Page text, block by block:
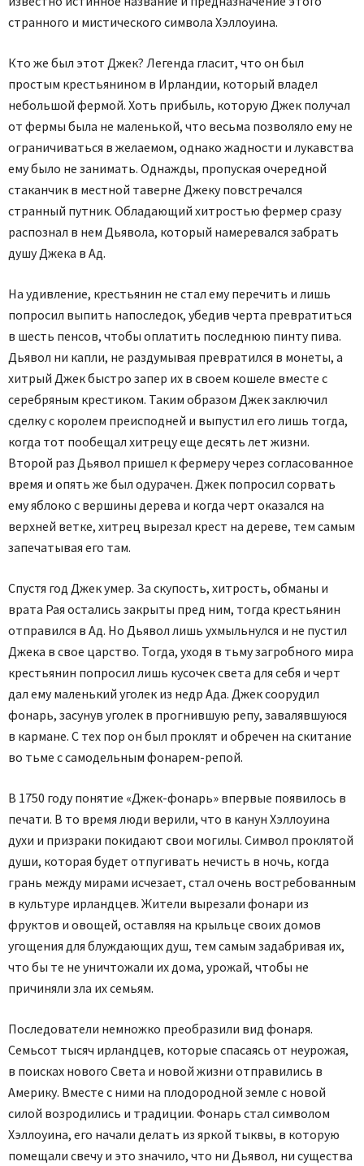
странного и мистического символа Хэллоуина.
Кто же был этот Джек? Легенда гласит, что он был
простым крестьянином в Ирландии, который владел
небольшой фермой. Хоть прибыль, которую Джек получал
от фермы была не маленькой, что весьма позволяло ему не
ограничиваться в желаемом, однако жадности и лукавства
ему было не занимать. Однажды, пропуская очередной
стаканчик в местной таверне Джеку повстречался
странный путник. Обладающий хитростью фермер сразу
распознал в нем Дьявола, который намеревался забрать
душу Джека в Ад.
На удивление, крестьянин не стал ему перечить и лишь
попросил выпить напоследок, убедив черта превратиться
в шесть пенсов, чтобы оплатить последнюю пинту пива.
Дьявол ни капли, не раздумывая превратился в монеты, а
хитрый Джек быстро запер их в своем кошеле вместе с
серебряным крестиком. Таким образом Джек заключил
сделку с королем преисподней и выпустил его лишь тогда,
когда тот пообещал хитрецу еще десять лет жизни.
Второй раз Дьявол пришел к фермеру через согласованное
время и опять же был одурачен. Джек попросил сорвать
ему яблоко с вершины дерева и когда черт оказался на
верхней ветке, хитрец вырезал крест на дереве, тем самым
запечатывая его там.
Спустя год Джек умер. За скупость, хитрость, обманы и
врата Рая остались закрыты пред ним, тогда крестьянин
отправился в Ад. Но Дьявол лишь ухмыльнулся и не пустил
Джека в свое царство. Тогда, уходя в тьму загробного мира
крестьянин попросил лишь кусочек света для себя и черт
дал ему маленький уголек из недр Ада. Джек соорудил
фонарь, засунув уголек в прогнившую репу, завалявшуюся
в кармане. С тех пор он был проклят и обречен на скитание
во тьме с самодельным фонарем-репой.
В 1750 году понятие «Джек-фонарь» впервые появилось в
печати. В то время люди верили, что в канун Хэллоуина
духи и призраки покидают свои могилы. Символ проклятой
души, которая будет отпугивать нечисть в ночь, когда
грань между мирами исчезает, стал очень востребованным
в культуре ирландцев. Жители вырезали фонари из
фруктов и овощей, оставляя на крыльце своих домов
угощения для блуждающих душ, тем самым задабривая их,
что бы те не уничтожали их дома, урожай, чтобы не
причиняли зла их семьям.
Последователи немножко преобразили вид фонаря.
Семьсот тысяч ирландцев, которые спасаясь от неурожая,
в поисках нового Света и новой жизни отправились в
Америку. Вместе с ними на плодородной земле с новой
силой возродились и традиции. Фонарь стал символом
Хэллоуина, его начали делать из яркой тыквы, в которую
помещали свечу и это значило, что ни Дьявол, ни существа